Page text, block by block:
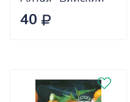
Розан 0,05
40